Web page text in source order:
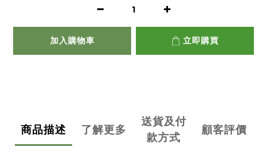
加入購物車 立即購買
商品描述 了解更多
送貨及付
款方式
顧客評價